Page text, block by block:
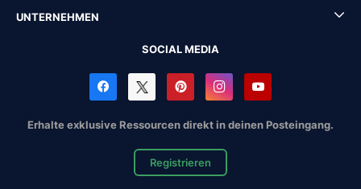
UNTERNEHMEN
SOCIAL MEDIA
Erhalte exklusive Ressourcen direkt in deinen Posteingang.
Registrieren